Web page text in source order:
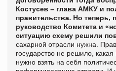
Костусев – глава АМКУ и
правительства. Но теперь,
руководство Комитета и
ситуацию схему решили
сахарной отрасли нужна.
государство не решило,
нужно взять на себя